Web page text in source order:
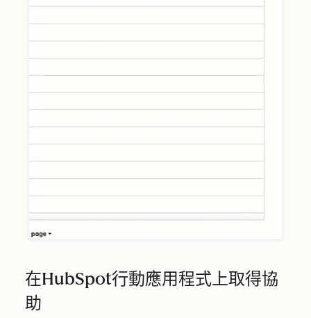
在HubSpot行動應用程式上取得協
助